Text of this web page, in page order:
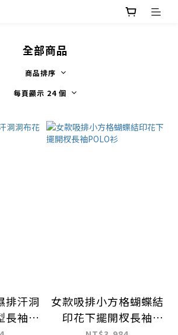
全部商品
商品排序
每頁顯示 24 個
排汗洞
長袖
女款吸排小方格蝴蝶結
印花下擺開杈長袖